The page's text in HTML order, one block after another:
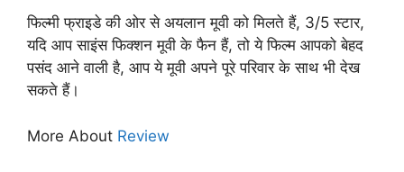
फिल्मी फ्राइडे की ओर से अयलान मूवी को मिलते हैं, 3/5 स्टार,
यदि आप साइंस फिक्शन मूवी के फैन हैं, तो ये फिल्म आपको बेहद
पसंद आने वाली है, आप ये मूवी अपने पूरे परिवार के साथ भी देख
सकते हैं।
More About Review